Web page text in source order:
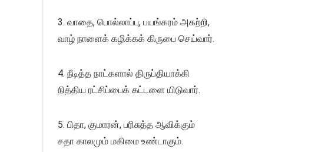
3. வாதை, பொல்லாப்பு, பயங்கரம் அகற்றி,
வாழ் நாளைக் கழிக்கக் கிருபை செய்வார்.
4. நீடித்த நாட்களால் திருப்தியாக்கி
நித்திய ரட்சிப்பைக் கட்டளை யிடுவார்.
5. பிதா, குமாரன், பரிசுத்த ஆவிக்கும்
சதா காலமும் மகிமை உண்டாகும்.